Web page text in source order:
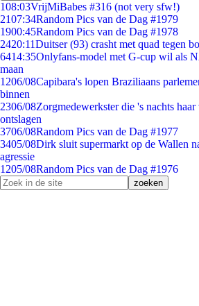
108:03VrijMiBabes #316 (not very sfw!)
2107:34Random Pics van de Dag #1979
1900:45Random Pics van de Dag #1978
2420:11Duitser (93) crasht met quad tegen
6414:35Onlyfans-model met G-cup wil als
maan
1206/08Capibara's lopen Braziliaans
binnen
2306/08Zorgmedewerkster die 's nachts
ontslagen
3706/08Random Pics van de Dag #1977
3405/08Dirk sluit supermarkt op de Wallen
agressie
1205/08Random Pics van de Dag #1976